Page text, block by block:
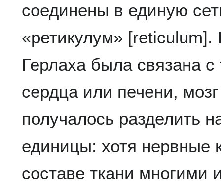
соединены в единую
«ретикулум» [reticulum].
Герлаха была связана
сердца или печени,
получалось разделить
единицы: хотя нервные
составе ткани многими